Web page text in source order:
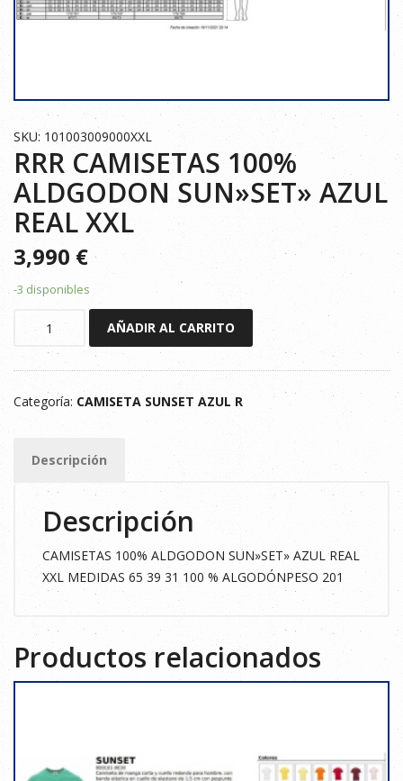
SKU: 101003009000XXL
RRR CAMISETAS 100%
ALDGODON SUN»SET» AZUL
REAL XXL
3,990 €
-3 disponibles
SUN"SET"
XXL
cantidad
AÑADIR AL CARRITO
Categoría: CAMISETA SUNSET AZUL R
Descripción
Descripción
CAMISETAS 100% ALDGODON SUN»SET» AZUL REAL
XXL MEDIDAS 65 39 31 100 % ALGODÓNPESO 201
Productos relacionados